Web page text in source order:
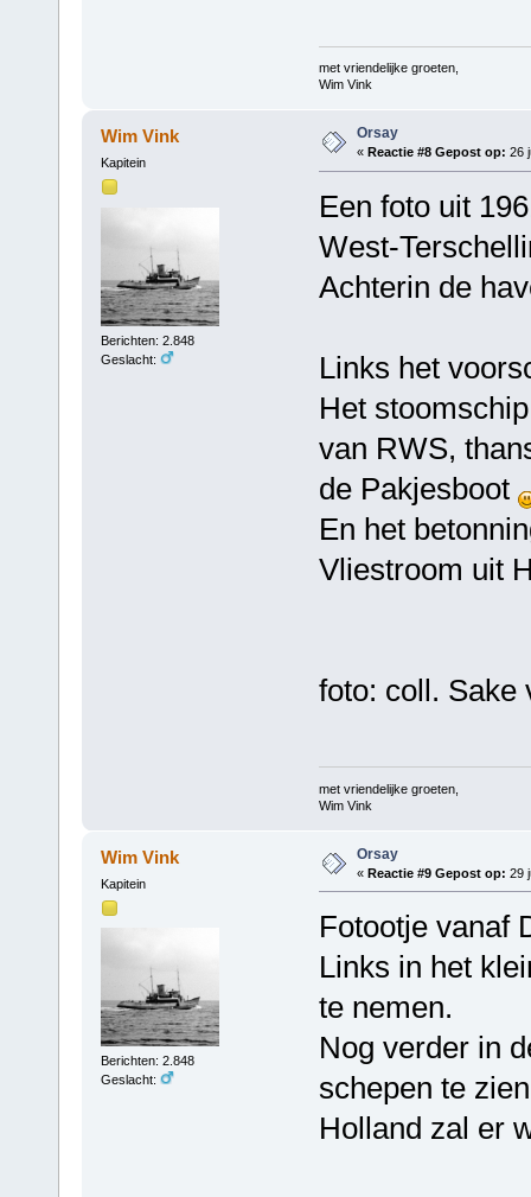
met vriendelijke groeten,
Wim Vink
Wim Vink
Kapitein
Berichten: 2.848
Geslacht:
Orsay
« Reactie #8 Gepost op: 26
Een foto uit
West-
Achterin de
Links het
Het
van RWS,
de Pakjesboot
En het
Vliestroom uit
foto: coll. Sake
met vriendelijke groeten,
Wim Vink
Wim Vink
Kapitein
Berichten: 2.848
Geslacht:
Orsay
« Reactie #9 Gepost op: 29
Fotootje vanaf
Links in het
te nemen.
Nog verder in
schepen te
Holland zal er